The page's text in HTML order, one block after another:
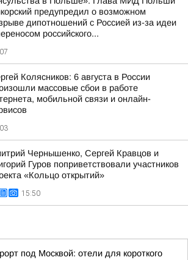
предупредил о возможном
дипотношений с Россией из-за идеи
российского...
Колясников: 6 августа в России
массовые сбои в работе
мобильной связи и онлайн-
Чернышенко, Сергей Кравцов и
Гуров поприветствовали участников
«Кольцо открытий»
15:50
под Москвой: отели для короткого